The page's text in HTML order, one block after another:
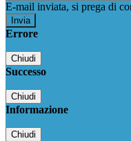
E-mail inviata, si prega di
Errore
Chiudi
Successo
Chiudi
Informazione
Chiudi